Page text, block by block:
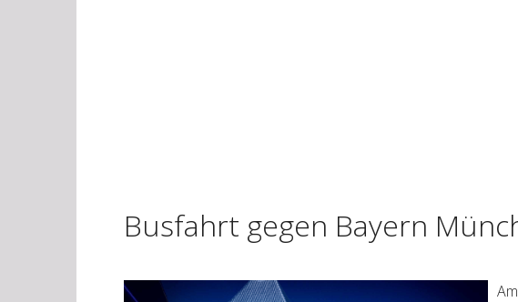
Busfahrt gegen Bayern